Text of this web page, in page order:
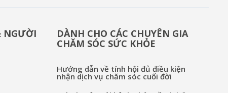
NGƯỜI
DÀNH CHO CÁC CHUYÊN GIA
CHĂM SÓC SỨC KHỎE
Hướng dẫn về tính hội đủ điều kiện
nhận dịch vụ chăm sóc cuối đời